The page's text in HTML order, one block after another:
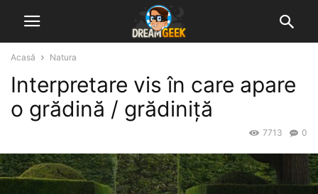
Acasă Natura
Interpretare vis în care apare
o grădină / grădiniță
0
7713